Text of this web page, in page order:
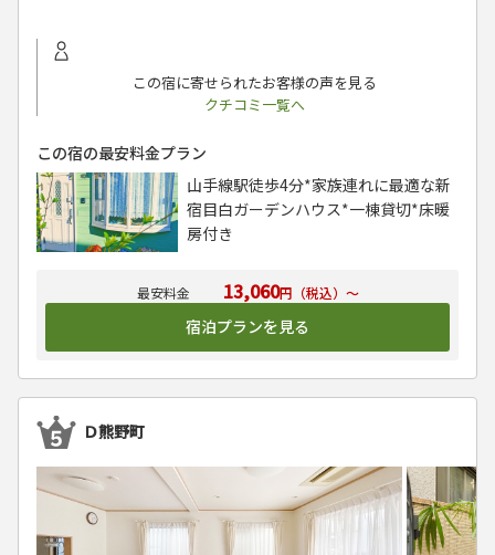
この宿に寄せられたお客様の声を見る
クチコミ一覧へ
13,060円（税込）～
宿泊プランを見る
この宿の最安料金プラン
山手線駅徒歩4分*家族連れに最適な新
宿目白ガーデンハウス*一棟貸切*床暖
房付き
Ｄ熊野町